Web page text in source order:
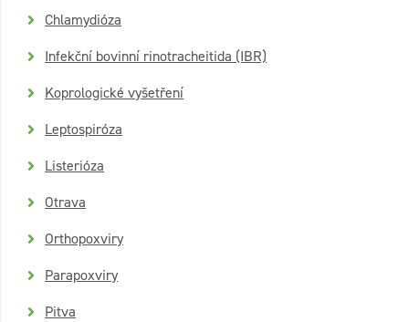
Chlamydióza
Infekční bovinní rinotracheitida (IBR)
Koprologické vyšetření
Leptospiróza
Listerióza
Otrava
Orthopoxviry
Parapoxviry
Pitva